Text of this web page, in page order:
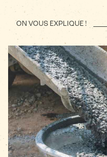
ON VOUS EXPLIQUE !